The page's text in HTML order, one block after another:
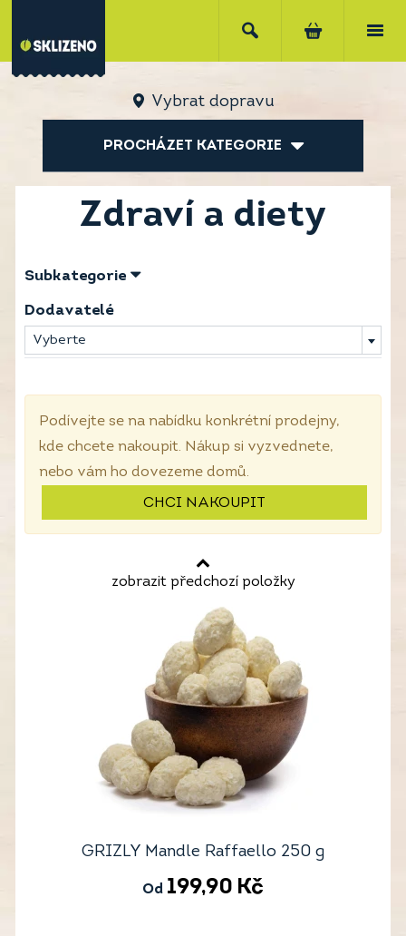
Vybrat dopravu
PROCHÁZET KATEGORIE
Zdraví a diety
Subkategorie
Dodavatelé
Vyberte
Podívejte se na nabídku konkrétní prodejny,
kde chcete nakoupit. Nákup si vyzvednete,
nebo vám ho dovezeme domů.
CHCI NAKOUPIT
zobrazit předchozí položky
GRIZLY Mandle Raffaello 250 g
Od 199,90 Kč